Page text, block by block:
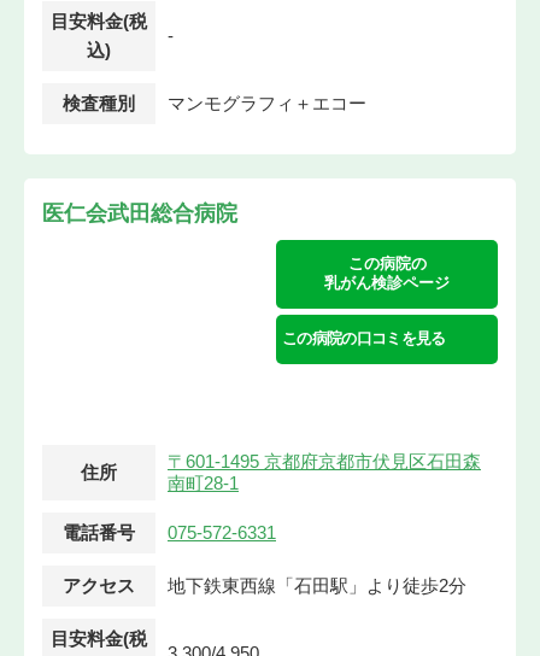
目安料金(税
込)
-
検査種別 マンモグラフィ＋エコー
医仁会武田総合病院
この病院の
乳がん検診ページ
この病院の口コミを見る
住所
〒601-1495 京都府京都市伏見区石田森
南町28-1
電話番号 075-572-6331
アクセス 地下鉄東西線「石田駅」より徒歩2分
目安料金(税